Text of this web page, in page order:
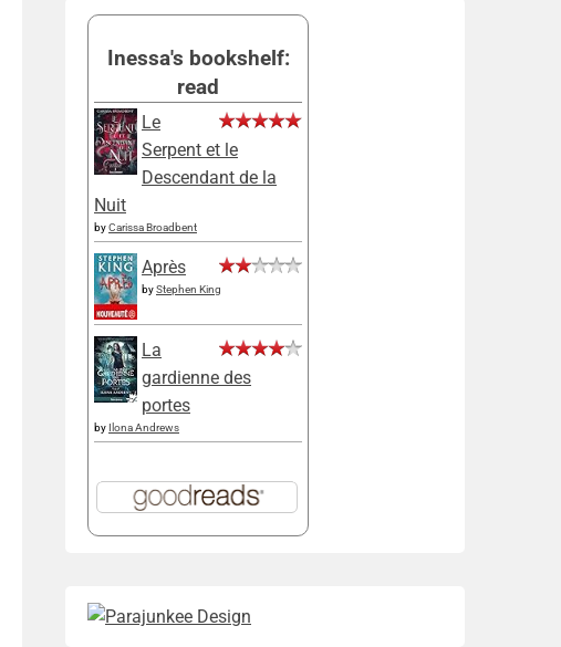
Inessa's bookshelf:
read
Le
Serpent et le
Descendant de la
Nuit
byCarissa Broadbent
Après
byStephen King
La
gardienne des
portes
by Ilona Andrews